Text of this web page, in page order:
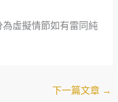
虛擬情節如有雷同純
下一篇文章 →